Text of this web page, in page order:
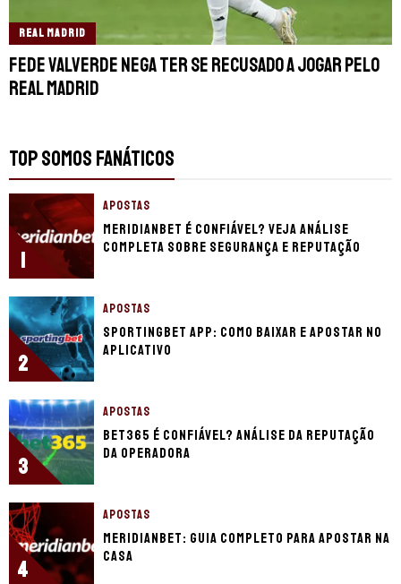
REAL MADRID
Fede Valverde nega ter se recusado a jogar pelo
Real Madrid
TOP SOMOS FANÁTICOS
1
APOSTAS
Meridianbet é confiável? Veja análise
completa sobre segurança e reputação
2
APOSTAS
Sportingbet app: Como baixar e apostar no
aplicativo
3
APOSTAS
bet365 é confiável? Análise da reputação
da operadora
4
APOSTAS
Meridianbet: guia completo para apostar na
casa